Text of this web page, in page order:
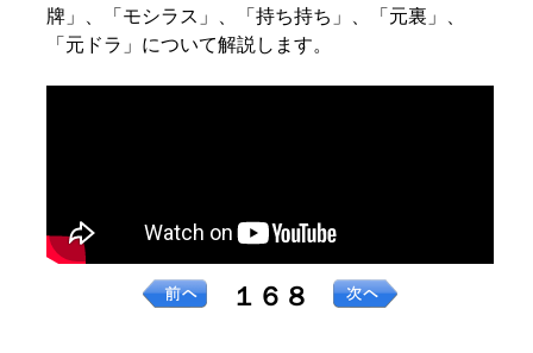
牌」、「モシラス」、「持ち持ち」、「元裏」、
「元ドラ」について解説します。
１６８